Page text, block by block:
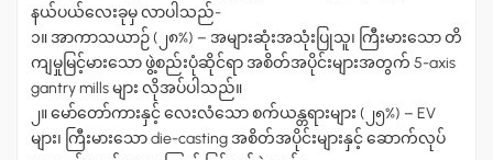
နယ်ပယ်လေးခုမှ လာပါသည်-
၁။ အာကာသယာဉ် (၂၈%) – အများဆုံးအသုံးပြုသူ၊ ကြီးမားသော တိ
ကျမှုမြင့်မားသော ဖွဲ့စည်းပုံဆိုင်ရာ အစိတ်အပိုင်းများအတွက် 5-axis
gantry mills များ လိုအပ်ပါသည်။
၂။ မော်တော်ကားနှင့် လေးလံသော စက်ယန္တရားများ (၂၅%) – EV
များ၊ ကြီးမားသော die-casting အစိတ်အပိုင်းများနှင့် ဆောက်လုပ်